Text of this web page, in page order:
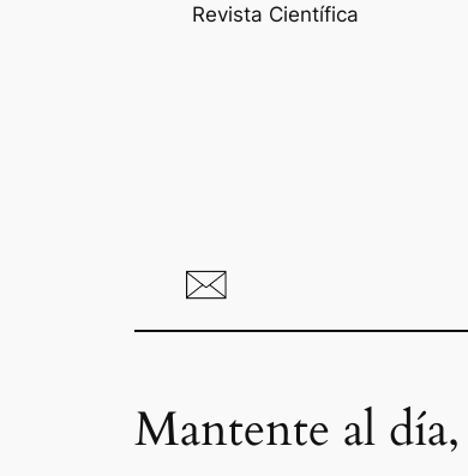
Revista Científica
Mantente al